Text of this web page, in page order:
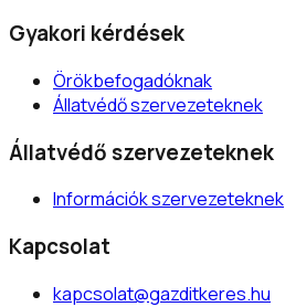
Gyakori kérdések
Örökbefogadóknak
Állatvédő szervezeteknek
Állatvédő szervezeteknek
Információk szervezeteknek
Kapcsolat
kapcsolat@gazditkeres.hu